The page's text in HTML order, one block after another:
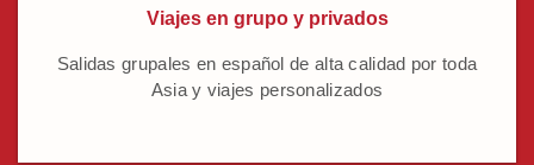
Viajes en grupo y privados
Salidas grupales en español de alta calidad por toda
Asia y viajes personalizados